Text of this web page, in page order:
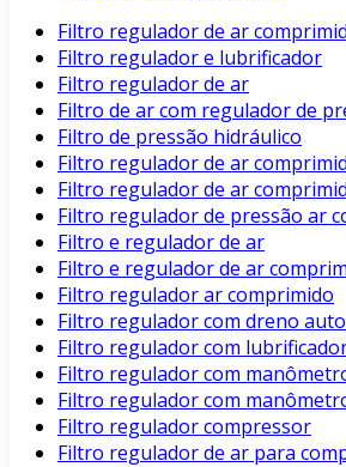
Filtro regulador de ar
Filtro regulador e lubrificador
Filtro regulador de ar
Filtro de ar com regulador de
Filtro de pressão hidráulico
Filtro regulador de ar
Filtro regulador de ar
Filtro regulador de pressão ar
Filtro e regulador de ar
Filtro e regulador de ar
Filtro regulador ar comprimido
Filtro regulador com dreno
Filtro regulador com
Filtro regulador com
Filtro regulador com
Filtro regulador compressor
Filtro regulador de ar para